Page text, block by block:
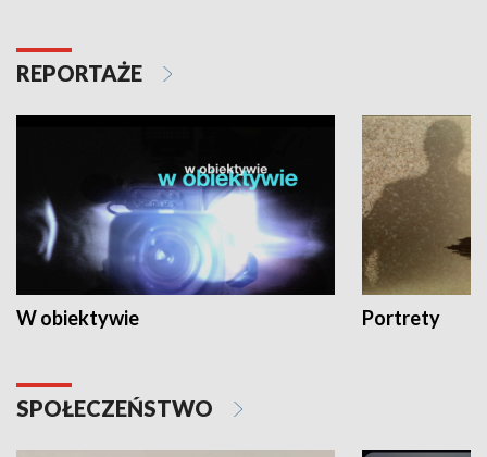
REPORTAŻE
W obiektywie Portrety
SPOŁECZEŃSTWO